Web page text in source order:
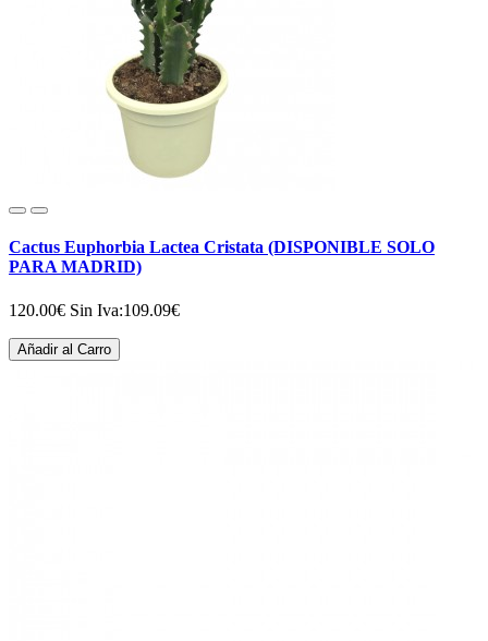
Cactus Euphorbia Lactea Cristata (DISPONIBLE SOLO
PARA MADRID)
120.00€ Sin Iva:109.09€
Añadir al Carro